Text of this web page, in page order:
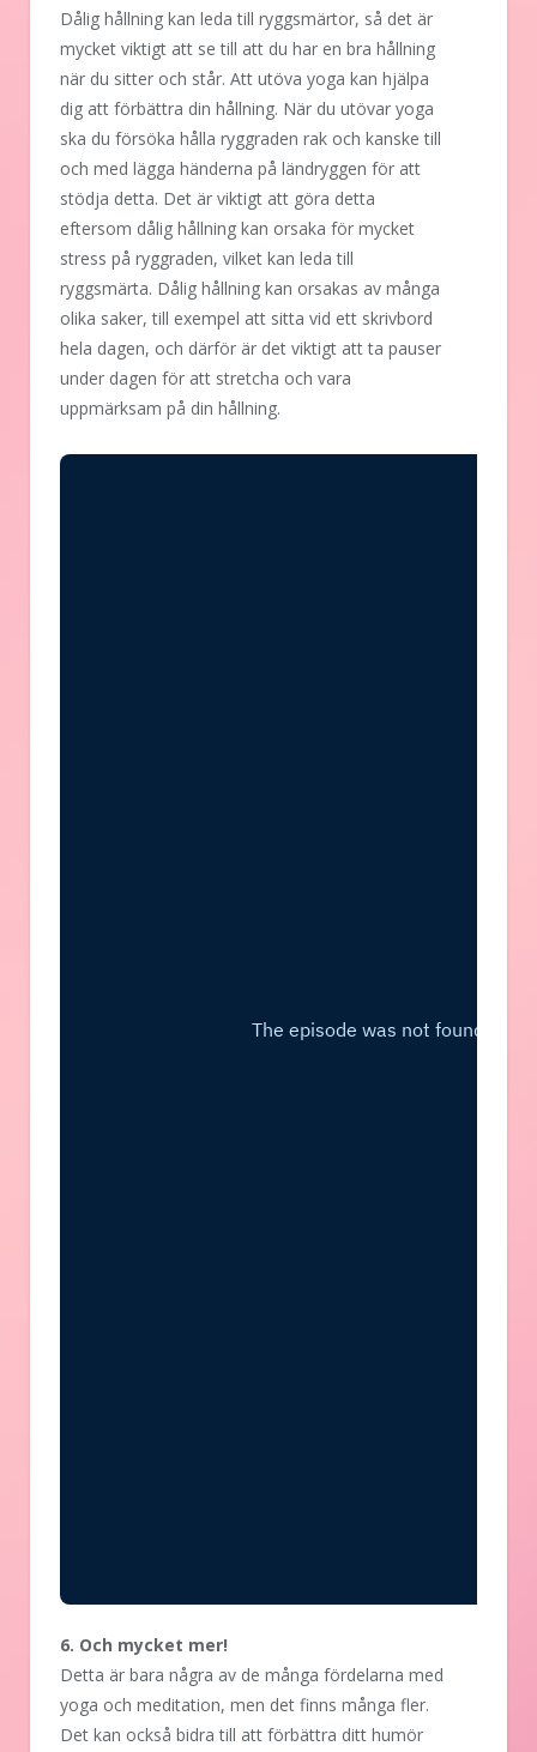
Dålig hållning kan leda till ryggsmärtor, så det är
mycket viktigt att se till att du har en bra hållning
när du sitter och står. Att utöva yoga kan hjälpa
dig att förbättra din hållning. När du utövar yoga
ska du försöka hålla ryggraden rak och kanske till
och med lägga händerna på ländryggen för att
stödja detta. Det är viktigt att göra detta
eftersom dålig hållning kan orsaka för mycket
stress på ryggraden, vilket kan leda till
ryggsmärta. Dålig hållning kan orsakas av många
olika saker, till exempel att sitta vid ett skrivbord
hela dagen, och därför är det viktigt att ta pauser
under dagen för att stretcha och vara
uppmärksam på din hållning.
6. Och mycket mer!
Detta är bara några av de många fördelarna med
yoga och meditation, men det finns många fler.
Det kan också bidra till att förbättra ditt humör